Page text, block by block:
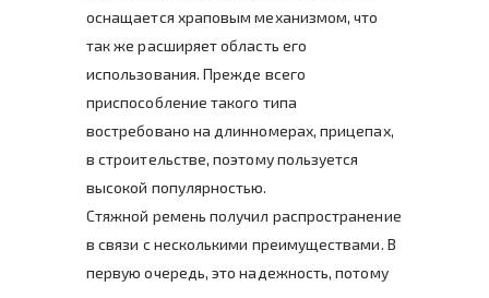
оснащается храповым механизмом, что
так же расширяет область его
использования. Прежде всего
приспособление такого типа
востребовано на длинномерах, прицепах,
в строительстве, поэтому пользуется
высокой популярностью.
Стяжной ремень получил распространение
в связи с несколькими преимуществами. В
первую очередь, это надежность, потому